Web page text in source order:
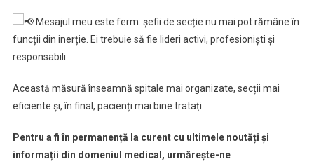
Mesajul meu este ferm: șefii de secție nu mai pot rămâne în
funcții din inerție. Ei trebuie să fie lideri activi, profesioniști și
responsabili.
Această măsură înseamnă spitale mai organizate, secții mai
eficiente și, în final, pacienți mai bine tratați.
Pentru a fi în permanență la curent cu ultimele noutăți și
informații din domeniul medical, urmărește-ne